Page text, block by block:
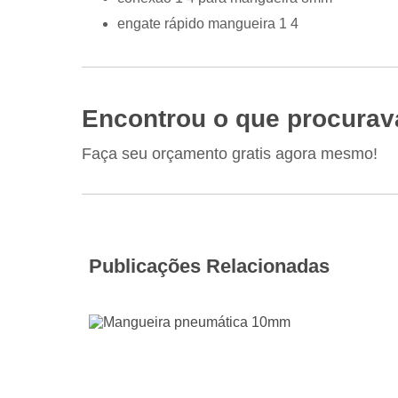
engate rápido mangueira 1 4
Encontrou o que
Faça seu orçamento gratis agora mesmo!
Publicações Relacionadas